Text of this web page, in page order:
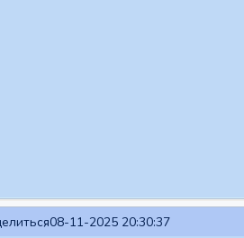
08-11-2025 20:30:37